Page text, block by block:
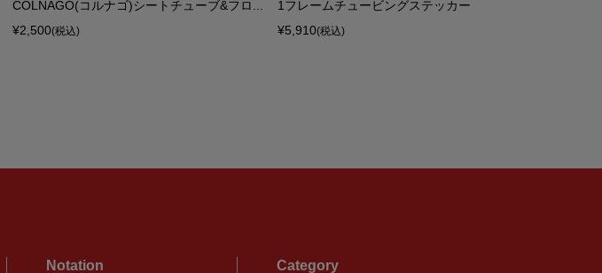
COLNAGO(コルナゴ)シートチューブ&フロ...
¥2,500(税込)
1フレームチュービングステッカー
¥5,910(税込)
Notation Category